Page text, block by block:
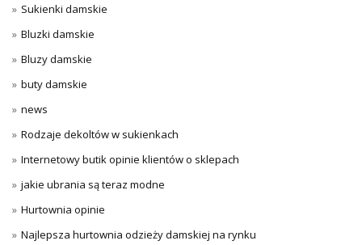
Sukienki damskie
Bluzki damskie
Bluzy damskie
buty damskie
news
Rodzaje dekoltów w sukienkach
Internetowy butik opinie klientów o sklepach
jakie ubrania są teraz modne
Hurtownia opinie
Najlepsza hurtownia odzieży damskiej na rynku